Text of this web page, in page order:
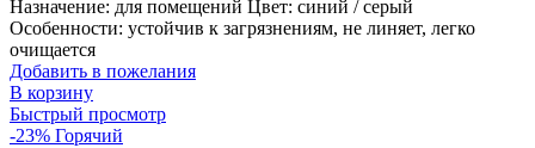
Назначение: для помещений Цвет: синий / серый
Особенности: устойчив к загрязнениям, не линяет, легко
очищается
Добавить в пожелания
В корзину
Быстрый просмотр
-23% Горячий